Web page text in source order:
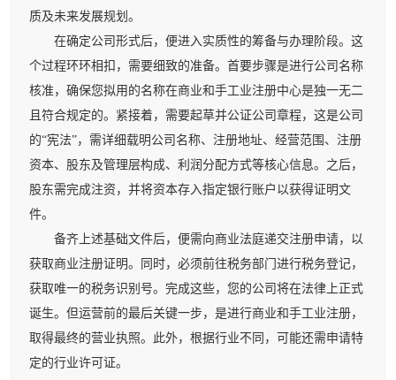
质及未来发展规划。
在确定公司形式后，便进入实质性的筹备与办理阶段。这
个过程环环相扣，需要细致的准备。首要步骤是进行公司名称
核准，确保您拟用的名称在商业和手工业注册中心是独一无二
且符合规定的。紧接着，需要起草并公证公司章程，这是公司
的“宪法”，需详细载明公司名称、注册地址、经营范围、注册
资本、股东及管理层构成、利润分配方式等核心信息。之后，
股东需完成注资，并将资本存入指定银行账户以获得证明文
件。
备齐上述基础文件后，便需向商业法庭递交注册申请，以
获取商业注册证明。同时，必须前往税务部门进行税务登记，
获取唯一的税务识别号。完成这些，您的公司将在法律上正式
诞生。但运营前的最后关键一步，是进行商业和手工业注册，
取得最终的营业执照。此外，根据行业不同，可能还需申请特
定的行业许可证。